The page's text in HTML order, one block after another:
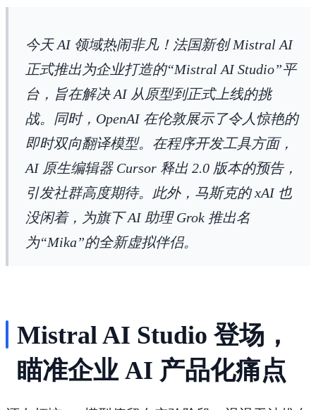
今天 AI 领域热闹非凡！法国新创 Mistral AI
正式推出为企业打造的“Mistral AI Studio”平
台，旨在解决 AI 从原型到正式上线的挑
战。同时，OpenAI 在伦敦展示了令人惊艳的
即时双向翻译模型。在程序开发工具方面，
AI 原生编辑器 Cursor 释出 2.0 版本的预告，
引发社群高度期待。此外，马斯克的 xAI 也
没闲着，为旗下 AI 助理 Grok 推出名
为“Mika”的全新虚拟伴侣。
Mistral AI Studio 登场，
瞄准企业 AI 产品化痛点